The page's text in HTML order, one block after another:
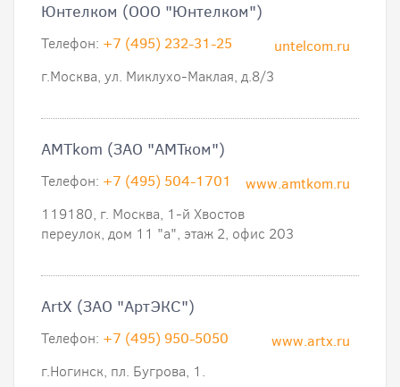
Юнтелком (ООО "Юнтелком")
untelcom.ru
Телефон: +7 (495) 232-31-25
г.Москва, ул. Миклухо-Маклая, д.8/3
AMTkom (ЗАО "АМТком")
www.amtkom.ru
Телефон: +7 (495) 504-1701
119180, г. Москва, 1-й Хвостов
переулок, дом 11 "а", этаж 2, офис 203
ArtX (ЗАО "АртЭКС")
www.artx.ru
Телефон: +7 (495) 950-5050
г.Ногинск, пл. Бугрова, 1.